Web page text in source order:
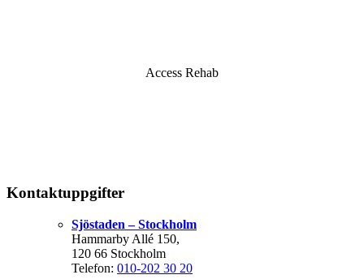
Access Rehab
Kontaktuppgifter
Sjöstaden – Stockholm
Hammarby Allé 150,
120 66 Stockholm
Telefon: 010-202 30 20